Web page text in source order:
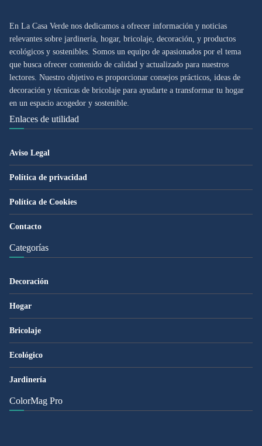
En La Casa Verde nos dedicamos a ofrecer información y noticias
relevantes sobre jardinería, hogar, bricolaje, decoración, y productos
ecológicos y sostenibles. Somos un equipo de apasionados por el tema
que busca ofrecer contenido de calidad y actualizado para nuestros
lectores. Nuestro objetivo es proporcionar consejos prácticos, ideas de
decoración y técnicas de bricolaje para ayudarte a transformar tu hogar
en un espacio acogedor y sostenible.
Enlaces de utilidad
Aviso Legal
Política de privacidad
Política de Cookies
Contacto
Categorías
Decoración
Hogar
Bricolaje
Ecológico
Jardinería
ColorMag Pro